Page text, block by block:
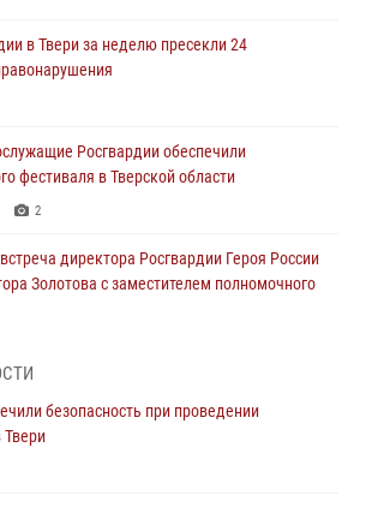
в Твери за неделю пресекли 24
Росгвардии обеспечили
фестиваля в Тверской области
2
директора Росгвардии Героя России
Золотова с заместителем полномочного
4
приняли участие в молебне, посвященном
безопасность при проведении
Твери